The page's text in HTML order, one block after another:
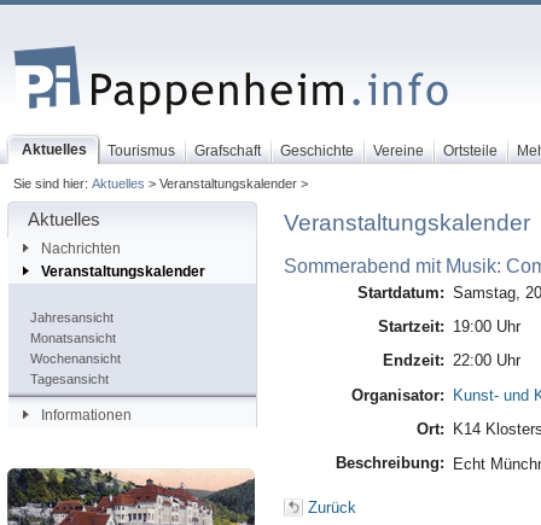
Aktuelles Tourismus Grafschaft Geschichte Vereine Ortsteile
Sie sind hier: Aktuelles > Veranstaltungskalender >
Aktuelles
Nachrichten
Veranstaltungskalender
Jahresansicht
Monatsansicht
Wochenansicht
Tagesansicht
Informationen
Veranstaltungskalender
Sommerabend mit Musik:
Startdatum: Samstag,
Startzeit: 19:00 Uhr
Endzeit: 22:00 Uhr
Organisator: Kunst- und
Ort:
K14
Beschreibung:
Echt
Zurück